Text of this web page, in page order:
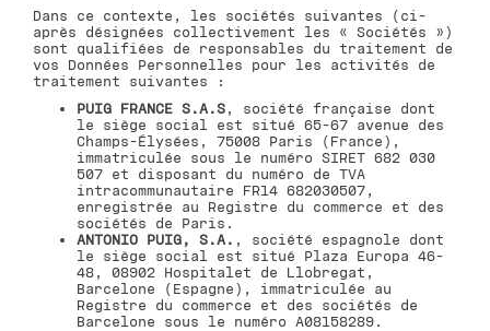
Dans ce contexte, les sociétés suivantes (ci-
après désignées collectivement les « Sociétés »)
sont qualifiées de responsables du traitement de
vos Données Personnelles pour les activités de
traitement suivantes :
PUIG FRANCE S.A.S , société française dont
le siège social est situé 65-67 avenue des
Champs-Élysées, 75008 Paris (France),
immatriculée sous le numéro SIRET 682 030
507 et disposant du numéro de TVA
intracommunautaire FR14 682030507,
enregistrée au Registre du commerce et des
sociétés de Paris.
ANTONIO PUIG, S.A. , société espagnole dont
le siège social est situé Plaza Europa 46-
48, 08902 Hospitalet de Llobregat,
Barcelone (Espagne), immatriculée au
Registre du commerce et des sociétés de
Barcelone sous le numéro A08158289.